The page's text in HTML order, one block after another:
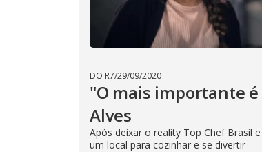
DO R7/29/09/2020
"O mais importante
Alves
Após deixar o reality Top Chef Brasil
um local para cozinhar e se divertir